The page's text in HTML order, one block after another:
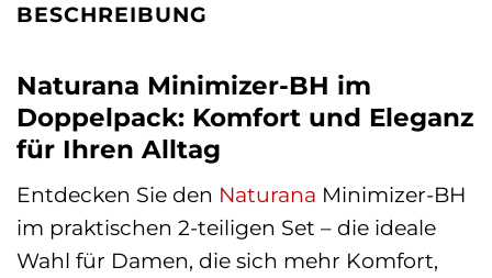
BESCHREIBUNG
Naturana Minimizer-BH im
Doppelpack: Komfort und Eleganz
für Ihren Alltag
Entdecken Sie den Naturana Minimizer-BH
im praktischen 2-teiligen Set – die ideale
Wahl für Damen, die sich mehr Komfort,